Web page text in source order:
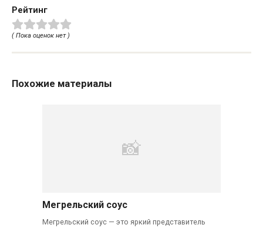
Рейтинг
( Пока оценок нет )
Похожие материалы
Мегрельский соус
Мегрельский соус — это яркий представитель